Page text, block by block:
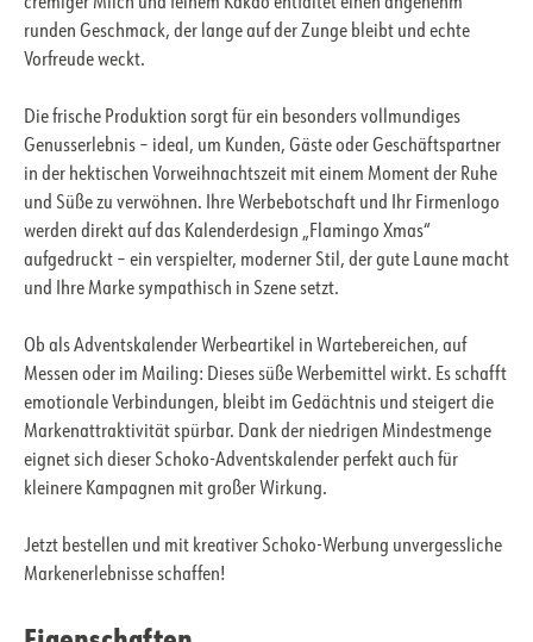
cremiger Milch und feinem Kakao entfaltet einen angenehm
runden Geschmack, der lange auf der Zunge bleibt und echte
Vorfreude weckt.
Die frische Produktion sorgt für ein besonders vollmundiges
Genusserlebnis – ideal, um Kunden, Gäste oder Geschäftspartner
in der hektischen Vorweihnachtszeit mit einem Moment der Ruhe
und Süße zu verwöhnen. Ihre Werbebotschaft und Ihr Firmenlogo
werden direkt auf das Kalenderdesign „Flamingo Xmas“
aufgedruckt – ein verspielter, moderner Stil, der gute Laune macht
und Ihre Marke sympathisch in Szene setzt.
Ob als Adventskalender Werbeartikel in Wartebereichen, auf
Messen oder im Mailing: Dieses süße Werbemittel wirkt. Es schafft
emotionale Verbindungen, bleibt im Gedächtnis und steigert die
Markenattraktivität spürbar. Dank der niedrigen Mindestmenge
eignet sich dieser Schoko-Adventskalender perfekt auch für
kleinere Kampagnen mit großer Wirkung.
Jetzt bestellen und mit kreativer Schoko-Werbung unvergessliche
Markenerlebnisse schaffen!